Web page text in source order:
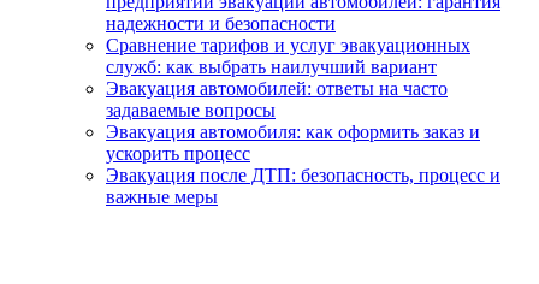
надежности и безопасности
Сравнение тарифов и услуг эвакуационных
служб: как выбрать наилучший вариант
Эвакуация автомобилей: ответы на часто
задаваемые вопросы
Эвакуация автомобиля: как оформить заказ и
ускорить процесс
Эвакуация после ДТП: безопасность, процесс и
важные меры